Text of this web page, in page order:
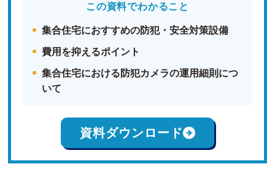
この資料でわかること
集合住宅におすすめの防犯・安全対策設備
費用を抑えるポイント
集合住宅における防犯カメラの運用細則につ
いて
資料ダウンロード